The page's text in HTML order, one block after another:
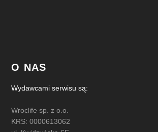
O NAS
Wydawcami serwisu są:
Wroclife sp. z o.o.
KRS: 0000613062